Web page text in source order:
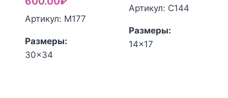
Артикул: М177
Размеры:
30x34
Артикул: С144
Размеры:
14x17